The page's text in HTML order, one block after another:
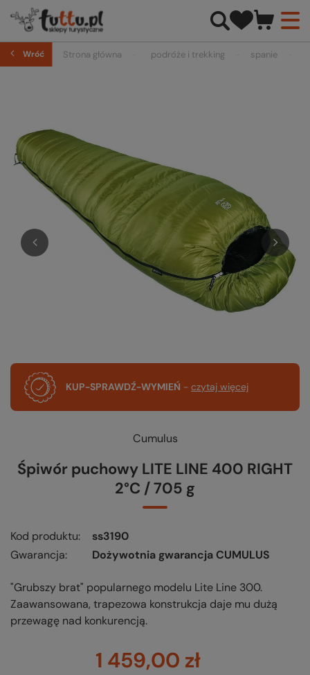
Wróć Strona główna podróże i trekking spanie
KUP-SPRAWDŹ-WYMIEŃ - czytaj więcej
Cumulus
Śpiwór puchowy LITE LINE 400 RIGHT
2°C / 705 g
Kod produktu
ss3190
Gwarancja
Dożywotnia gwarancja CUMULUS
"Grubszy brat" popularnego modelu Lite Line 300.
Zaawansowana, trapezowa konstrukcja daje mu dużą
przewagę nad konkurencją.
1 459,00 zł